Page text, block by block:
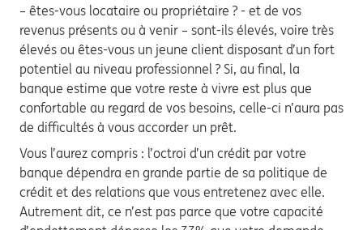
– êtes-vous locataire ou propriétaire ? - et de vos
revenus présents ou à venir – sont-ils élevés, voire très
élevés ou êtes-vous un jeune client disposant d’un fort
potentiel au niveau professionnel ? Si, au final, la
banque estime que votre reste à vivre est plus que
confortable au regard de vos besoins, celle-ci n’aura pas
de difficultés à vous accorder un prêt.
Vous l’aurez compris : l’octroi d’un crédit par votre
banque dépendra en grande partie de sa politique de
crédit et des relations que vous entretenez avec elle.
Autrement dit, ce n’est pas parce que votre capacité